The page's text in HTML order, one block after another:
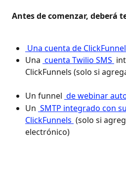
Antes de comenzar, deberá
Una cuenta de
Una cuenta Twilio SMS
ClickFunnels (solo si
Un funnel de webinar
Un SMTP integrado con
ClickFunnels (solo si
electrónico)